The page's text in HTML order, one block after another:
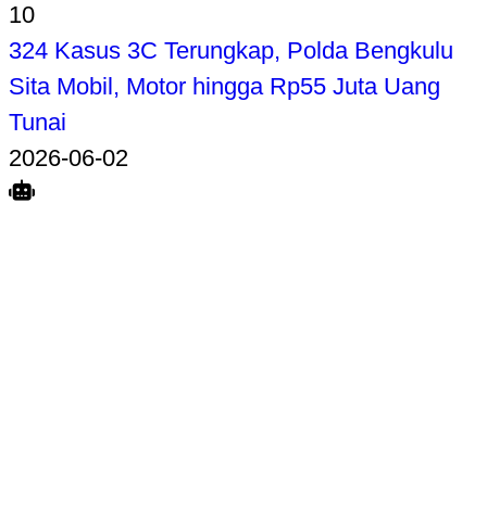
10
324 Kasus 3C Terungkap, Polda Bengkulu
Sita Mobil, Motor hingga Rp55 Juta Uang
Tunai
2026-06-02